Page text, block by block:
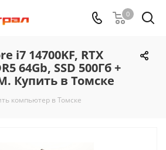
0
i7 14700KF, RTX
64Gb, SSD 500Гб +
Купить в Томске
компьютер в Томске